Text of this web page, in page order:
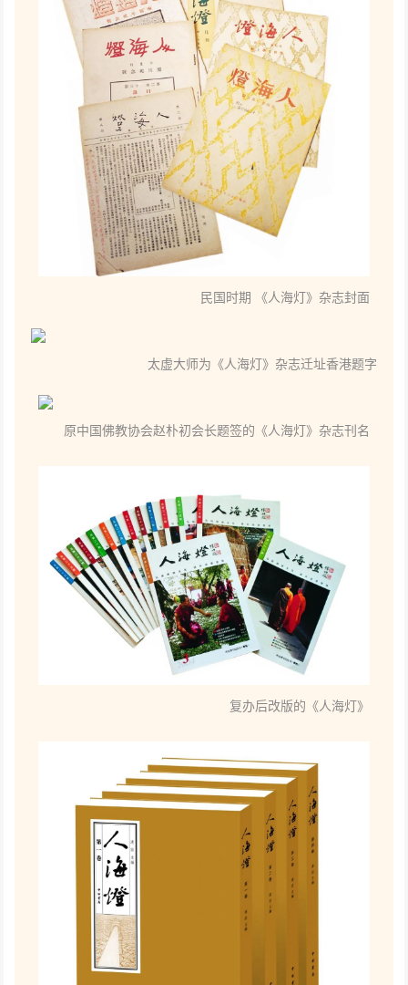
民国时期 《人海灯》杂志封面
太虚大师为《人海灯》杂志迁址香港题字
原中国佛教协会赵朴初会长题签的《人海灯》杂志刊名
复办后改版的《人海灯》